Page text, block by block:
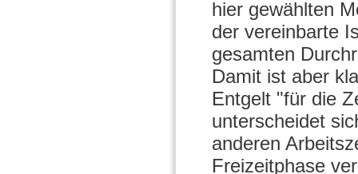
hier gewählten
der vereinbarte
gesamten
Damit ist aber
Entgelt "für die
unterscheidet
anderen
Freizeitphase